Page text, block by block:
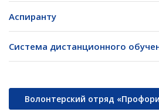
Аспиранту
Система дистанционного
Волонтерский отряд